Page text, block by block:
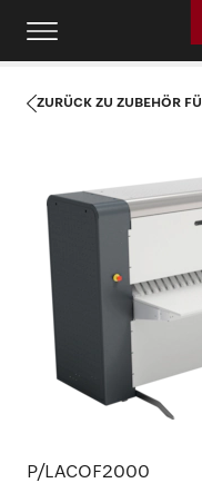
ZURÜCK ZU ZUBEHÖR
P/LACOF2000